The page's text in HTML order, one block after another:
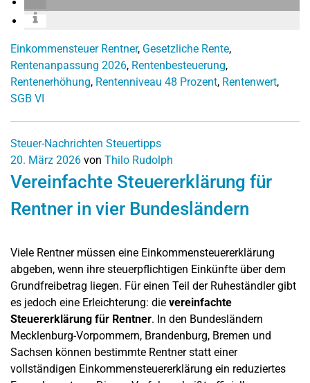
Einkommensteuer Rentner, Gesetzliche Rente,
Rentenanpassung 2026, Rentenbesteuerung,
Rentenerhöhung, Rentenniveau 48 Prozent, Rentenwert,
SGB VI
Steuer-Nachrichten Steuertipps
20. März 2026 von Thilo Rudolph
Vereinfachte Steuererklärung für
Rentner in vier Bundesländern
Viele Rentner müssen eine Einkommensteuererklärung
abgeben, wenn ihre steuerpflichtigen Einkünfte über dem
Grundfreibetrag liegen. Für einen Teil der Ruheständler gibt
es jedoch eine Erleichterung: die vereinfachte
Steuererklärung für Rentner. In den Bundesländern
Mecklenburg-Vorpommern, Brandenburg, Bremen und
Sachsen können bestimmte Rentner statt einer
vollständigen Einkommensteuererklärung ein reduziertes